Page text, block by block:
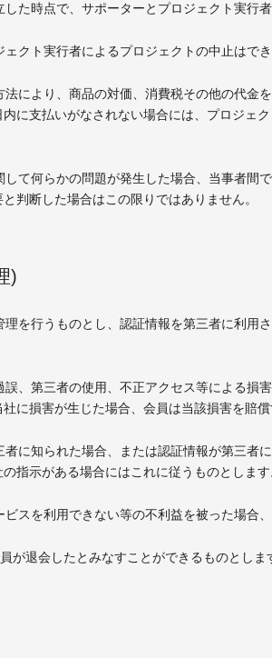
た時点で、サポーターとプロジェクト実行
クト実行者によるプロジェクトの中止はでき
により、商品の対価、消費税その他の代金を
に支払いがなされない場合には、プロジェ
て何らかの問題が発生した場合、当事者間
判断した場合はこの限りではありません。
)
を行うものとし、認証情報を第三者に利用
、第三者の使用、不正アクセス等による損
に損害が生じた場合、会員は当該損害を賠償
に知られた場合、または認証情報が第三者
指示がある場合にはこれに従うものとします
スを利用できない等の不利益を被った場合
退会したとみなすことができるものとしま